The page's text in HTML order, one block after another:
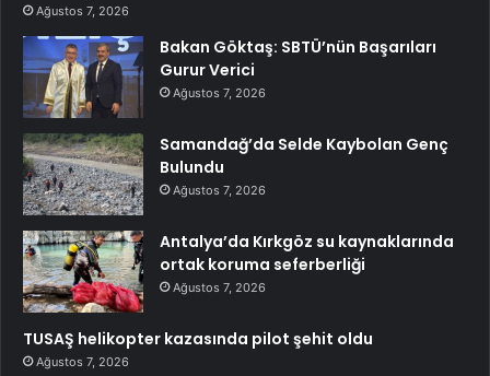
Ağustos 7, 2026
Bakan Göktaş: SBTÜ’nün Başarıları
Gurur Verici
Ağustos 7, 2026
Samandağ’da Selde Kaybolan Genç
Bulundu
Ağustos 7, 2026
Antalya’da Kırkgöz su kaynaklarında
ortak koruma seferberliği
Ağustos 7, 2026
TUSAŞ helikopter kazasında pilot şehit oldu
Ağustos 7, 2026